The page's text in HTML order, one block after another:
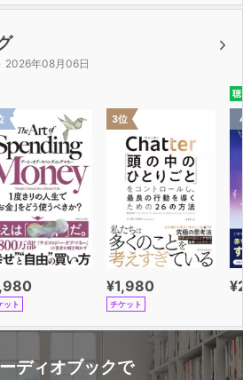
2026年08月06日
ット
3位
¥1,980
チケット
聴
ディオブックで